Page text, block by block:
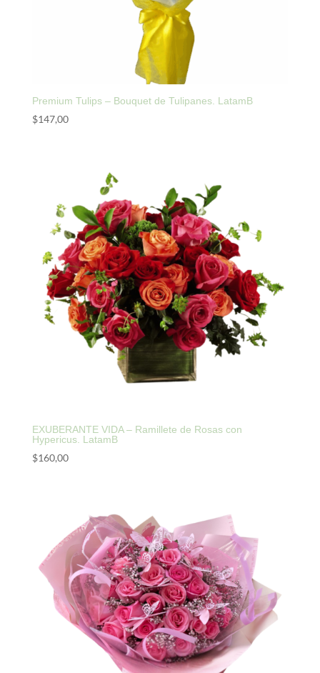
Premium Tulips – Bouquet de Tulipanes. LatamB
$147,00
EXUBERANTE VIDA – Ramillete de Rosas con
Hypericus. LatamB
$160,00